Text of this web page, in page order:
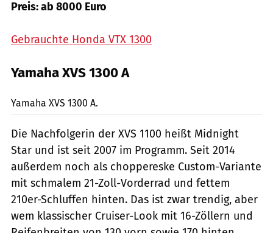
Preis: ab 8000 Euro
Gebrauchte Honda VTX 1300
Yamaha XVS 1300 A
Yamaha XVS 1300 A.
Die Nachfolgerin der XVS 1100 heißt Midnight
Star und ist seit 2007 im Programm. Seit 2014
außerdem noch als ­choppereske Custom-Variante
mit schmalem 21-Zoll-Vorderrad und fettem
210er-Schluffen hinten. Das ist zwar trendig, aber
wem klassischer Cruiser-Look mit 16-Zöllern und